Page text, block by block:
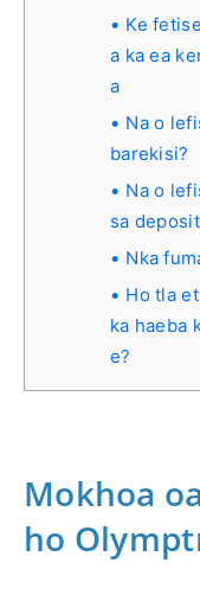
Ke
a ka ea
a
Na o
barekisi?
Na o
sa
Nka
Ho tla
ka haeba
e?
Mokhoa
ho